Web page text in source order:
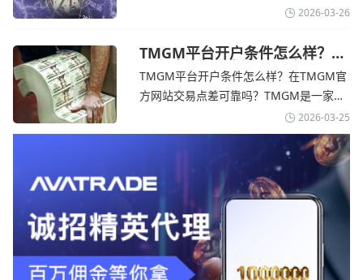
avatrade爱华平台的新手可以用很小的成
标准的MT4、MT5，以及自研的
AvaTradeGO和AvaOptions。通过
avatrade爱华官网交易资讯了解，据伊朗
2026-03-26
TMGM平台开户条件怎么样？美
伊和谈传闻引发油价暴跌-
TMGM官网
TMGM平台开户条件怎么样？在TMGM官
方网站交易点差可靠吗？‌‌‌TMGM是一家交
易成本极低、产品极其丰富、ASIC监管
+千万保险加持的全球知名经纪商，特别适
合活跃交易者和股票CFD投资者。通过
TMGM官网交易资讯了解，周三亚洲交易
时段,油价暴跌逾6%,布伦特原油跌破每桶
100美元
2026-03-25